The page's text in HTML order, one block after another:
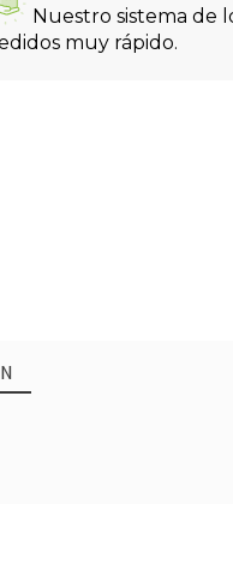
Nuestro sistema de
muy rápido.